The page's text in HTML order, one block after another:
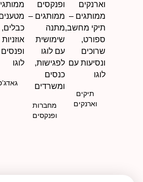
תיקים
וארנקים
מחברות
ופנקסים
גאדג’טים